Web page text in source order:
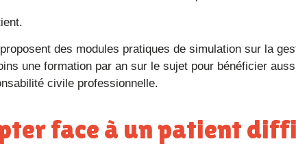
des modules pratiques de simulation sur la
une formation par an sur le sujet pour bénéficier
civile professionnelle.